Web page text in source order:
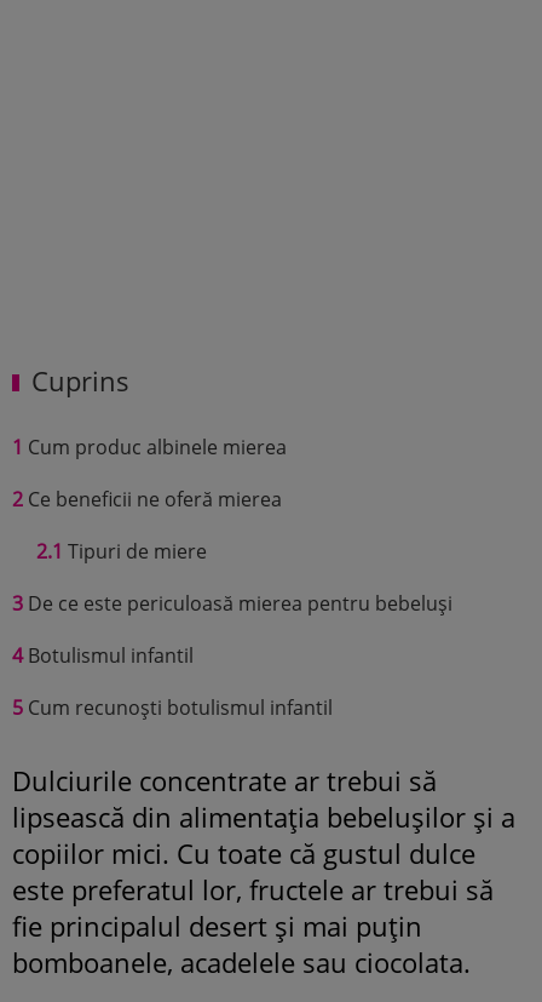
Cuprins
1 Cum produc albinele mierea
2 Ce beneficii ne oferă mierea
2.1 Tipuri de miere
3 De ce este periculoasă mierea pentru bebeluși
4Botulismul infantil
5 Cum recunoști botulismul infantil
Dulciurile concentrate ar trebui să
lipsească din alimentația bebelușilor și a
copiilor mici. Cu toate că gustul dulce
este preferatul lor, fructele ar trebui să
fie principalul desert și mai puțin
bomboanele, acadelele sau ciocolata.